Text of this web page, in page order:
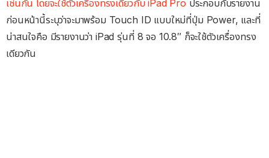
เช่นกัน โดยจะใช้ตัวเครื่องทรงเดียวกับ iPad Pro ประกอบกับรายงาน
ก่อนหน้านี้ระบุว่าจะมาพร้อม Touch ID แบบใหม่ที่ปุ่ม Power, และที่
น่าสนใจคือ มีรายงานว่า iPad รุ่นที่ 8 จอ 10.8″ ก็จะใช้ตัวเครื่องทรง
เดียวกัน